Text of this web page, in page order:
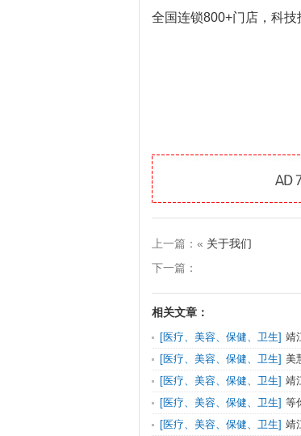
全国连锁800+门店，科技
上一篇：« 关于我们
下一篇：
相关文章：
[医疗、美容、保健、卫生] 靖
[医疗、美容、保健、卫生] 美
[医疗、美容、保健、卫生] 靖
[医疗、美容、保健、卫生] 等
[医疗、美容、保健、卫生] 靖